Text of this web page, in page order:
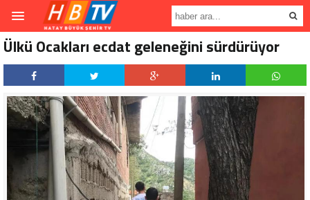
Ülkü Ocakları ecdat geleneğini sürdürüyor